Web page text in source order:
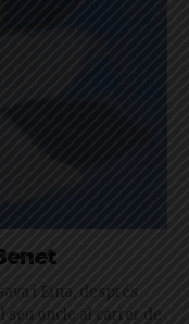
i Eina, després
oncle al carrer de